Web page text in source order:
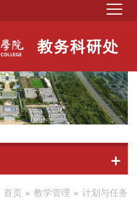
首页 教学管理 计划与任务